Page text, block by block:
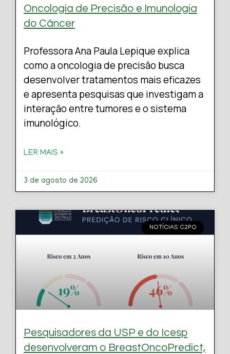
Oncologia de Precisão e Imunologia
do Câncer
Professora Ana Paula Lepique explica
como a oncologia de precisão busca
desenvolver tratamentos mais eficazes
e apresenta pesquisas que investigam a
interação entre tumores e o sistema
imunológico.
LER MAIS »
3 de agosto de 2026
NOTÍCIAS C2PO
Pesquisadores da USP e do Icesp
desenvolveram o BreastOncoPredict,